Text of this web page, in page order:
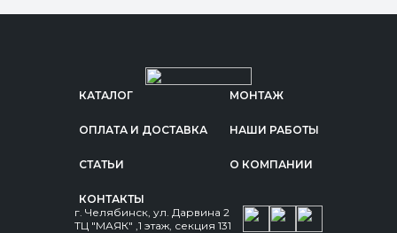
КАТАЛОГ МОНТАЖ
ОПЛАТА И ДОСТАВКА НАШИ РАБОТЫ
СТАТЬИ О КОМПАНИИ
КОНТАКТЫ
г. Челябинск, ул. Дарвина 2
ТЦ "МАЯК" ,1 этаж, секция 131